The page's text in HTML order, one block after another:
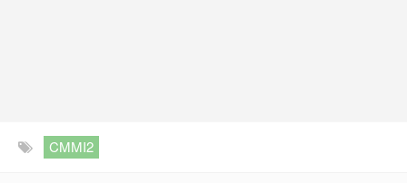
CMMI2